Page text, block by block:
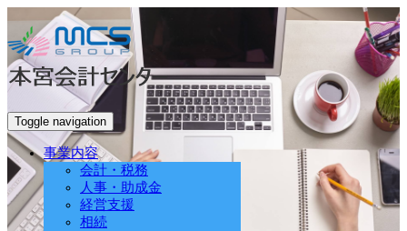
Toggle navigation
事業内容
会計・税務
人事・助成金
経営支援
相続